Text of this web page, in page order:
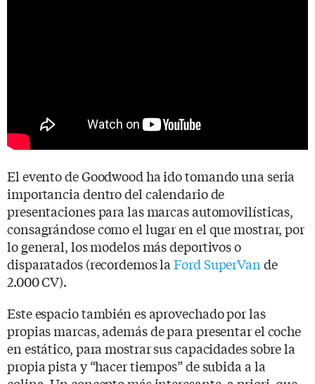
El evento de Goodwood ha ido tomando una seria
importancia dentro del calendario de
presentaciones para las marcas automovilísticas,
consagrándose como el lugar en el que mostrar, por
lo general, los modelos más deportivos o
disparatados (recordemos laFord SuperVande
2.000 CV).
Este espacio también es aprovechado por las
propias marcas, además de para presentar el coche
en estático, para mostrar sus capacidades sobre la
propia pista y “hacer tiempos” de subida a la